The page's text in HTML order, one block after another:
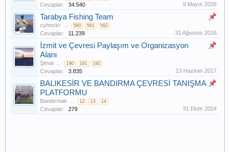
Cevaplar: 34.540 9 Mayıs 2026
Tarabya Fishing Team
cyhnckr ... 560 561 562
Cevaplar: 11.239 31 Ağustos 2016
İzmit ve Çevresi Paylaşım ve Organizasyon
Alanı
Şimal ... 190 191 192
Cevaplar: 3.835 13 Haziran 2017
BALIKESİR VE BANDIRMA ÇEVRESİ TANIŞMA
PLATFORMU
Bandırmalı ... 12 13 14
Cevaplar: 279 31 Ekim 2024